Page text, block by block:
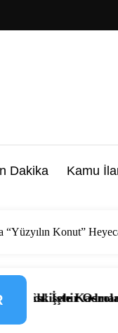
Dakika Kamu
Konut”
ve Başvuru
203